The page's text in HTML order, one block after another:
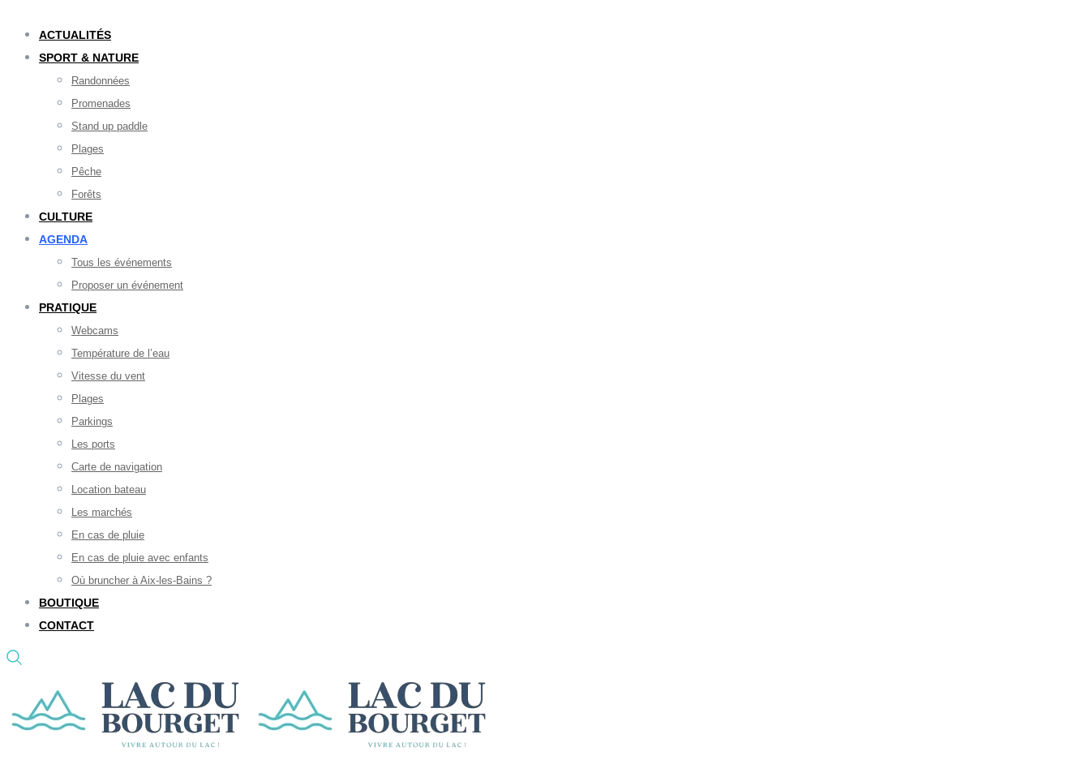
ACTUALITÉS
SPORT & NATURE
Randonnées
Promenades
Stand up paddle
Plages
Pêche
Forêts
CULTURE
AGENDA
Tous les événements
Proposer un événement
PRATIQUE
Webcams
Température de l’eau
Vitesse du vent
Plages
Parkings
Les ports
Carte de navigation
Location bateau
Les marchés
En cas de pluie
En cas de pluie avec enfants
Où bruncher à Aix-les-Bains ?
BOUTIQUE
CONTACT